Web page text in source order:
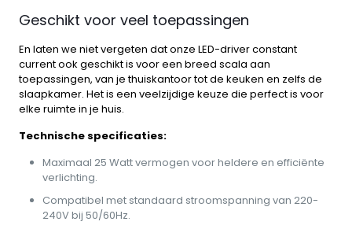
Geschikt voor veel toepassingen
En laten we niet vergeten dat onze LED-driver constant
current ook geschikt is voor een breed scala aan
toepassingen, van je thuiskantoor tot de keuken en zelfs de
slaapkamer. Het is een veelzijdige keuze die perfect is voor
elke ruimte in je huis.
Technische specificaties:
Maximaal 25 Watt vermogen voor heldere en efficiënte
verlichting.
Compatibel met standaard stroomspanning van 220-
240V bij 50/60Hz.